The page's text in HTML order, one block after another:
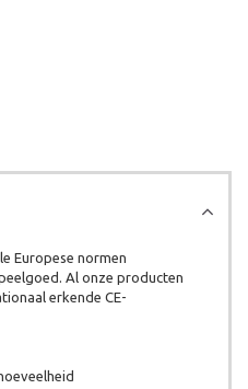
Europese normen
Al onze producten
erkende CE-